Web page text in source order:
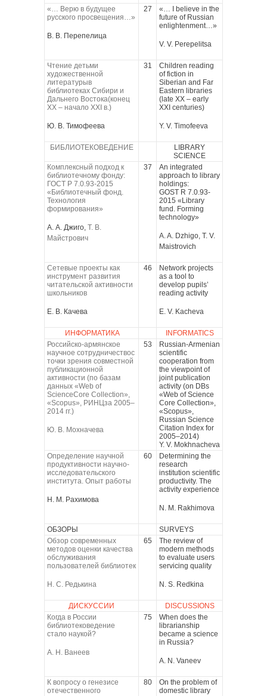
«… Верю в будущее
русского просвещения…»
В. В. Перепелица
27
«… I believe in the
future of Russian
enlightenment…»
V. V. Perepelitsa
Чтение детьми
художественной
литературыв
библиотеках Сибири и
Дальнего Востока(конец
XX – начало XXI в.)
Ю. В. Тимофеева
31
Children reading
of fiction in
Siberian and Far
Eastern libraries
(late XX – early
XXI centuries)
Y. V. Timofeeva
БИБЛИОТЕКОВЕДЕНИЕ
LIBRARY
SCIENCE
Комплексный подход к
библиотечному фонду:
ГОСТ Р 7.0.93-2015
«Библиотечный фонд.
Технология
формирования»
А. А. Джиго, Т. В.
Майстрович
37
An integrated
approach to library
holdings:
GOST R 7.0.93-
2015 «Library
fund. Forming
technology»
A. A. Dzhigo, T. V.
Maistrovich
Сетевые проекты как
инструмент развития
читательской активности
школьников
Е. В. Качева
46
Network projects
as a tool to
develop pupils’
reading activity
E. V. Kacheva
ИНФОРМАТИКА
INFORMATICS
Российско-армянское
научное сотрудничествос
точки зрения совместной
публикационной
активности (по базам
данных «Web of
ScienceCore Collection»,
«Scopus», РИНЦза 2005–
2014 гг.)
Ю. В. Мохначева
53
Russian-Armenian
scientific
cooperation from
the viewpoint of
joint publication
activity (on DBs
«Web of Science
Core Collection»,
«Scopus»,
Russian Science
Citation Index for
2005–2014)
Y. V. Mokhnacheva
Определение научной
продуктивности научно-
исследовательского
института. Опыт работы
Н. М. Рахимова
60
Determining the
research
institution scientific
productivity. The
activity experience
N. M. Rakhimova
ОБЗОРЫ
SURVEYS
Обзор современных
методов оценки качества
обслуживания
пользователей библиотек
Н. С. Редькина
65
The review of
modern methods
to evaluate users
servicing quality
N. S. Redkina
ДИСКУССИИ
DISCUSSIONS
Когда в России
библиотековедение
стало наукой?
А. Н. Ванеев
75
When does the
librarianship
became a science
in Russia?
A. N. Vaneev
К вопросу о генезисе
отечественного
80
On the problem of
domestic library